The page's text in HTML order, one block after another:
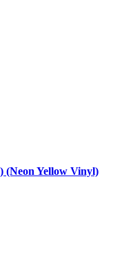
(Neon Yellow Vinyl)